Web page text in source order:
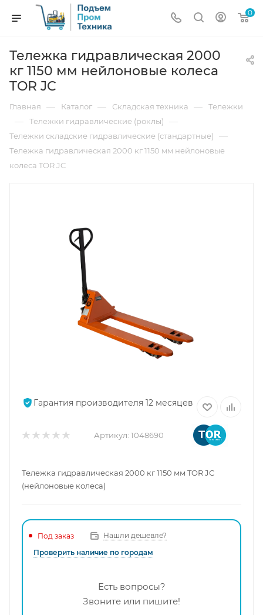
0
Тележка гидравлическая 2000
кг 1150 мм нейлоновые колеса
TOR JC
Главная — Каталог — Складская техника — Тележки
— Тележки гидравлические (роклы) —
Тележки складские гидравлические (стандартные) —
Тележка гидравлическая 2000 кг 1150 мм нейлоновые
колеса TOR JC
Гарантия производителя 12 месяцев
Артикул: 1048690
Тележка гидравлическая 2000 кг 1150 мм TOR JC
(нейлоновые колеса)
Под заказ
Нашли дешевле?
Проверить наличие по городам
Есть вопросы?
Звоните или пишите!